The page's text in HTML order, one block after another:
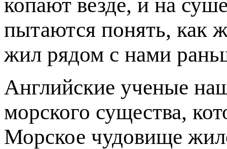
пытаются понять, как
жил рядом с нами
Английские ученые
морского существа,
Морское чудовище